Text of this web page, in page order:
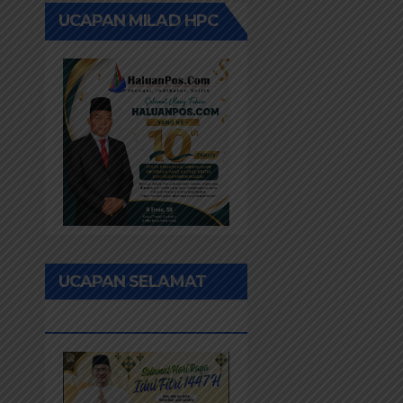
UCAPAN MILAD HPC
UCAPAN SELAMAT